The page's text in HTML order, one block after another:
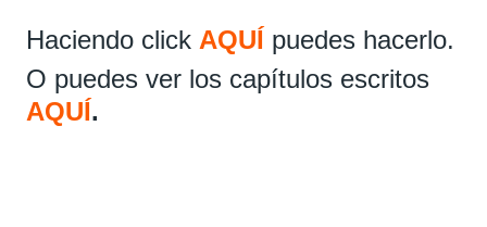
Haciendo clickAQUÍ puedes hacerlo.
O puedes ver los capítulos escritos
AQUÍ.